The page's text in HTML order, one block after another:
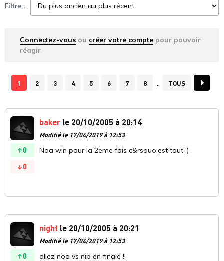
Filtre :
Connectez-vous ou créer votre compte pour pouvoir
réagir
1 2 3 4 5 6 7 8 TOUS
0
0
baker le 20/10/2005 à 20:14
Modifié le 17/04/2019 à 12:53
Noa win pour la 2eme fois c&rsquo;est tout :)
0
night le 20/10/2005 à 20:21
Modifié le 17/04/2019 à 12:53
allez noa vs nip en finale !!